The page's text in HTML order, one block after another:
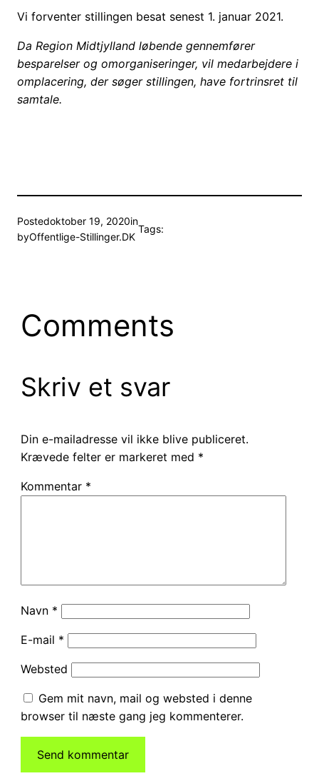
Vi forventer stillingen besat senest 1. januar 2021.
Da Region Midtjylland løbende gennemfører
besparelser og omorganiseringer, vil medarbejdere i
omplacering, der søger stillingen, have fortrinsret til
samtale.
Postedoktober 19, 2020in
byOffentlige-Stillinger.DK
Tags:
Comments
Skriv et svar
Din e-mailadresse vil ikke blive publiceret.
Krævede felter er markeret med *
Kommentar *
Navn *
E-mail *
Websted
Gem mit navn, mail og websted i denne
browser til næste gang jeg kommenterer.